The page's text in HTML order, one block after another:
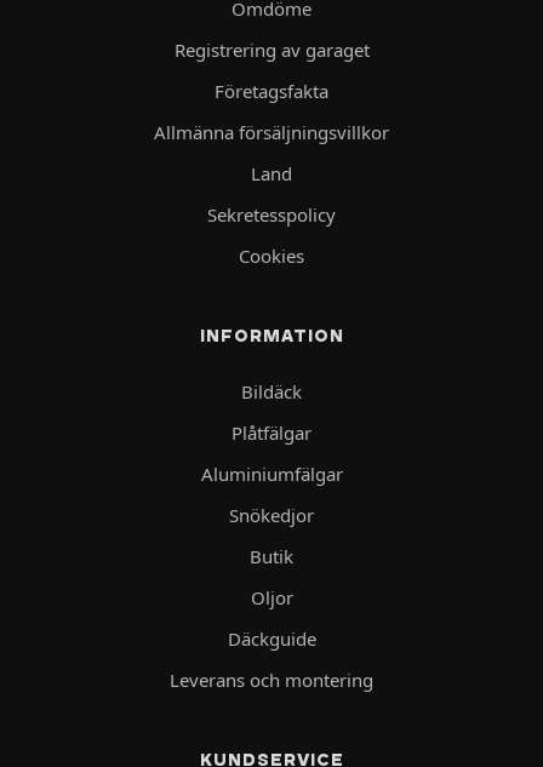
Omdöme
Registrering av garaget
Företagsfakta
Allmänna försäljningsvillkor
Land
Sekretesspolicy
Cookies
INFORMATION
Bildäck
Plåtfälgar
Aluminiumfälgar
Snökedjor
Butik
Oljor
Däckguide
Leverans och montering
KUNDSERVICE